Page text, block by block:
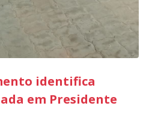
identifica
em Presidente